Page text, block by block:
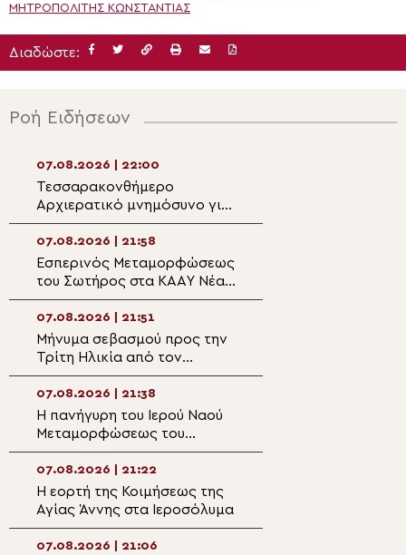
ΜΗΤΡΟΠΟΛΊΤΗΣ ΚΩΝΣΤΑΝΤΊΑΣ
Διαδώστε:
Ροή Ειδήσεων
07.08.2026 | 22:00
Τεσσαρακονθήμερο
Αρχιερατικό μνημόσυνο για
τον π. Δημήτριο Μαρτσούκο
στον Άγιο Ιωάννη Απιδέας
07.08.2026 | 21:58
Εσπερινός Μεταμορφώσεως
του Σωτήρος στα ΚΑΑΥ Νέας
Περάμου
07.08.2026 | 21:51
Μήνυμα σεβασμού προς την
Τρίτη Ηλικία από τον
Μητροπολίτη Σπάρτης στη
Ρειχέα
07.08.2026 | 21:38
Η πανήγυρη του Ιερού Ναού
Μεταμορφώσεως του
Σωτήρος στη Λέρο
07.08.2026 | 21:22
Η εορτή της Κοιμήσεως της
Αγίας Άννης στα Ιεροσόλυμα
07.08.2026 | 21:06